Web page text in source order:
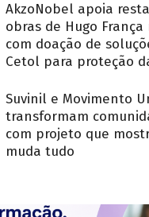
AkzoNobel apoia
obras de Hugo
com doação de
Cetol para proteção
Suvinil e Movimento
transformam
com projeto que
muda tudo